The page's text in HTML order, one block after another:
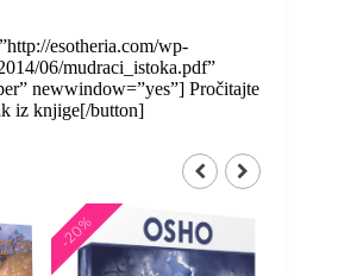
esotheria.com/wp-
06/mudraci_istoka.pdf”
newwindow=”yes”] Pročitajte
iz knjige[/button]
-20%